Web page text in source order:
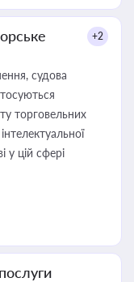
+2
судова
торговельних
у цій сфері